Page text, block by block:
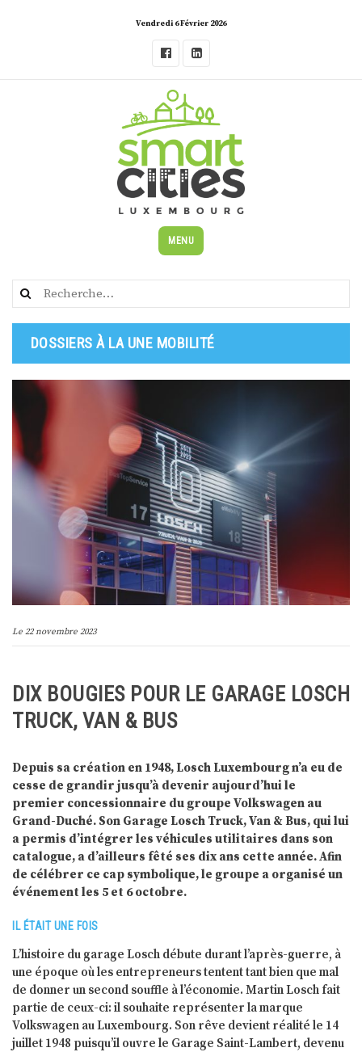
Vendredi 6 Février 2026
MENU
Rechercher :
DOSSIERS À LA UNE MOBILITÉ
Le 22 novembre 2023
DIX BOUGIES POUR LE GARAGE LOSCH
TRUCK, VAN & BUS
Depuis sa création en 1948, Losch Luxembourg n’a eu de
cesse de grandir jusqu’à devenir aujourd’hui le
premier concessionnaire du groupe Volkswagen au
Grand-Duché. Son Garage Losch Truck, Van & Bus, qui lui
a permis d’intégrer les véhicules utilitaires dans son
catalogue, a d’ailleurs fêté ses dix ans cette année. Afin
de célébrer ce cap symbolique, le groupe a organisé un
événement les 5 et 6 octobre.
IL ÉTAIT UNE FOIS
L’histoire du garage Losch débute durant l’après-guerre, à
une époque où les entrepreneurs tentent tant bien que mal
de donner un second souffle à l’économie. Martin Losch fait
partie de ceux-ci: il souhaite représenter la marque
Volkswagen au Luxembourg. Son rêve devient réalité le 14
juillet 1948 puisqu’il ouvre le Garage Saint-Lambert, devenu